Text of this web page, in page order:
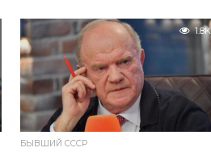
1.8K
БЫВШИЙ СССР